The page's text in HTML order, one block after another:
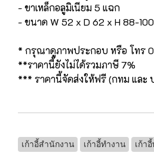
- ขาเหล็กอลูมิเนียม 5 แฉก
- ขนาด W 52 x D 62 x H 88-100
* กรุณาดูภาพประกอบ หรือ โทร
**ราคานี้ยังไม่ได้รวมภาษี 7%
*** ราคานี้จัดส่งให้ฟรี (กทม และ
เก้าอี้สำนักงาน เก้าอี้ทำงาน
เก้า